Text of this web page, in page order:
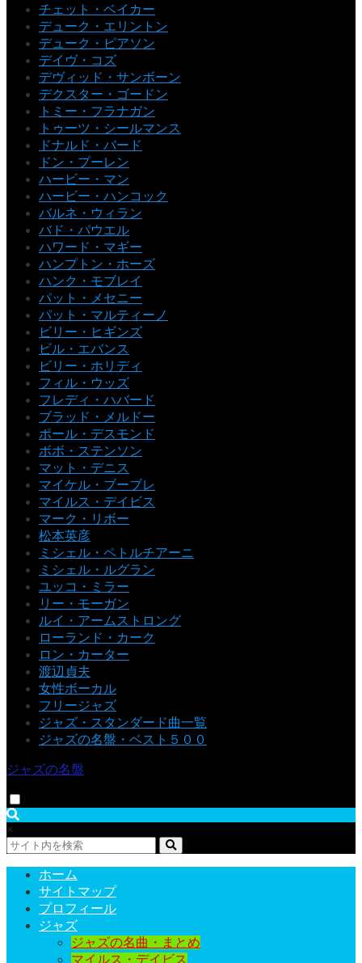
チェット・ベイカー
デューク・エリントン
デューク・ピアソン
デイヴ・コズ
デヴィッド・サンボーン
デクスター・ゴードン
トミー・フラナガン
トゥーツ・シールマンス
ドナルド・バード
ドン・プーレン
ハービー・マン
ハービー・ハンコック
バルネ・ウィラン
バド・パウエル
ハワード・マギー
ハンプトン・ホーズ
ハンク・モブレイ
パット・メセニー
パット・マルティーノ
ビリー・ヒギンズ
ビル・エバンス
ビリー・ホリディ
フィル・ウッズ
フレディ・ハバード
ブラッド・メルドー
ポール・デスモンド
ボボ・ステンソン
マット・デニス
マイケル・ブーブレ
マイルス・デイビス
マーク・リボー
松本英彦
ミシェル・ペトルチアーニ
ミシェル・ルグラン
ユッコ・ミラー
リー・モーガン
ルイ・アームストロング
ローランド・カーク
ロン・カーター
渡辺貞夫
女性ボーカル
フリージャズ
ジャズ・スタンダード曲一覧
ジャズの名盤・ベスト５００
ジャズの名盤
×
ホーム
サイトマップ
プロフィール
ジャズ
ジャズの名曲・まとめ
マイルス・デイビス